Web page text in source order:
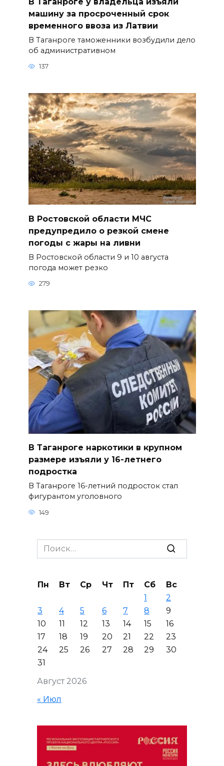
машину за просроченный срок
временного ввоза из Латвии
В Таганроге таможенники возбудили дело
об административном
137
В Ростовской области МЧС
предупредило о резкой смене
погоды с жары на ливни
В Ростовской области 9 и 10 августа
погода может резко
279
В Таганроге наркотики в крупном
размере изъяли у 16-летнего
подростка
В Таганроге 16-летний подросток стал
фигурантом уголовного
149
Search
for:
Август 2026
Пн Вт Ср Чт Пт Сб
Вс
1
2
3
4 5 6 7 8
9
10
11 12 13 14 15
16
17
18 19 20 21 22
23
24
25 26 27 28 29
30
31
« Июл